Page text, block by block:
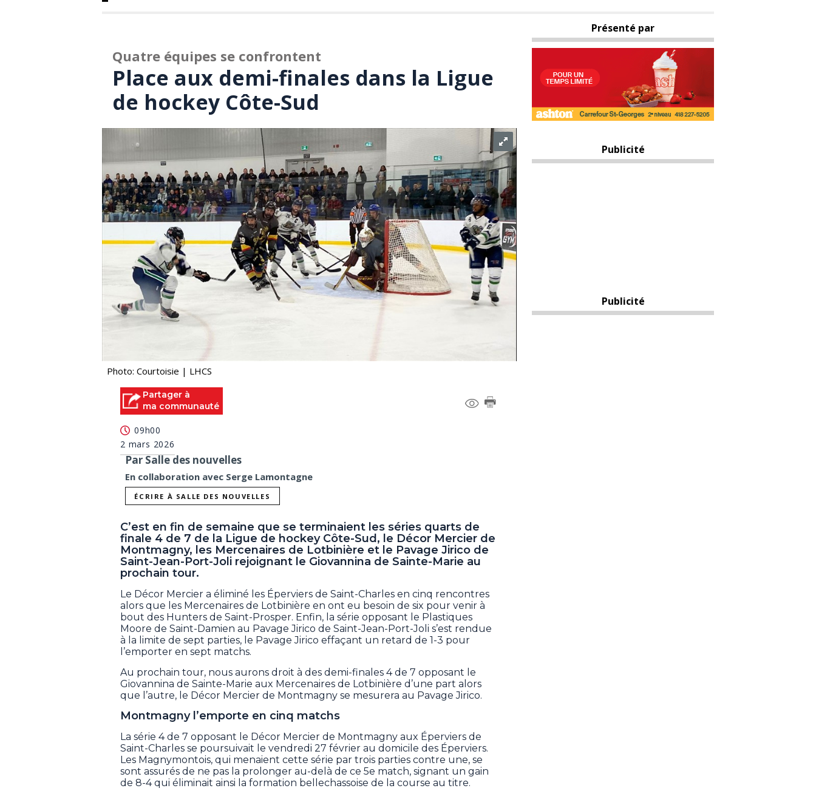
Quatre équipes se confrontent
Place aux demi-finales dans la Ligue
de hockey Côte-Sud
Photo: Courtoisie | LHCS
Partager à
ma communauté
09h00
2 mars 2026
Par Salle des nouvelles
En collaboration avec Serge Lamontagne
ÉCRIRE À SALLE DES NOUVELLES
C’est en fin de semaine que se terminaient les séries quarts de
finale 4 de 7 de la Ligue de hockey Côte-Sud, le Décor Mercier de
Montmagny, les Mercenaires de Lotbinière et le Pavage Jirico de
Saint-Jean-Port-Joli rejoignant le Giovannina de Sainte-Marie au
prochain tour.
Le Décor Mercier a éliminé les Éperviers de Saint-Charles en cinq rencontres
alors que les Mercenaires de Lotbinière en ont eu besoin de six pour venir à
bout des Hunters de Saint-Prosper. Enfin, la série opposant le Plastiques
Moore de Saint-Damien au Pavage Jirico de Saint-Jean-Port-Joli s’est rendue
à la limite de sept parties, le Pavage Jirico effaçant un retard de 1-3 pour
l’emporter en sept matchs.
Au prochain tour, nous aurons droit à des demi-finales 4 de 7 opposant le
Giovannina de Sainte-Marie aux Mercenaires de Lotbinière d’une part alors
que l’autre, le Décor Mercier de Montmagny se mesurera au Pavage Jirico.
Montmagny l’emporte en cinq matchs
La série 4 de 7 opposant le Décor Mercier de Montmagny aux Éperviers de
Saint-Charles se poursuivait le vendredi 27 février au domicile des Éperviers.
Les Magnymontois, qui menaient cette série par trois parties contre une, se
sont assurés de ne pas la prolonger au-delà de ce 5e match, signant un gain
de 8-4 qui éliminait ainsi la formation bellechassoise de la course au titre.
Présenté par
Publicité
Publicité